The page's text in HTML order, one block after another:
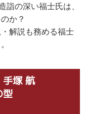
の深い福士氏は、
のか？
解説も務める福士
手塚 航
型